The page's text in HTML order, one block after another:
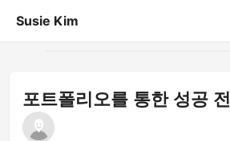
Susie Kim
게시판
포트폴리오를 통한 성공